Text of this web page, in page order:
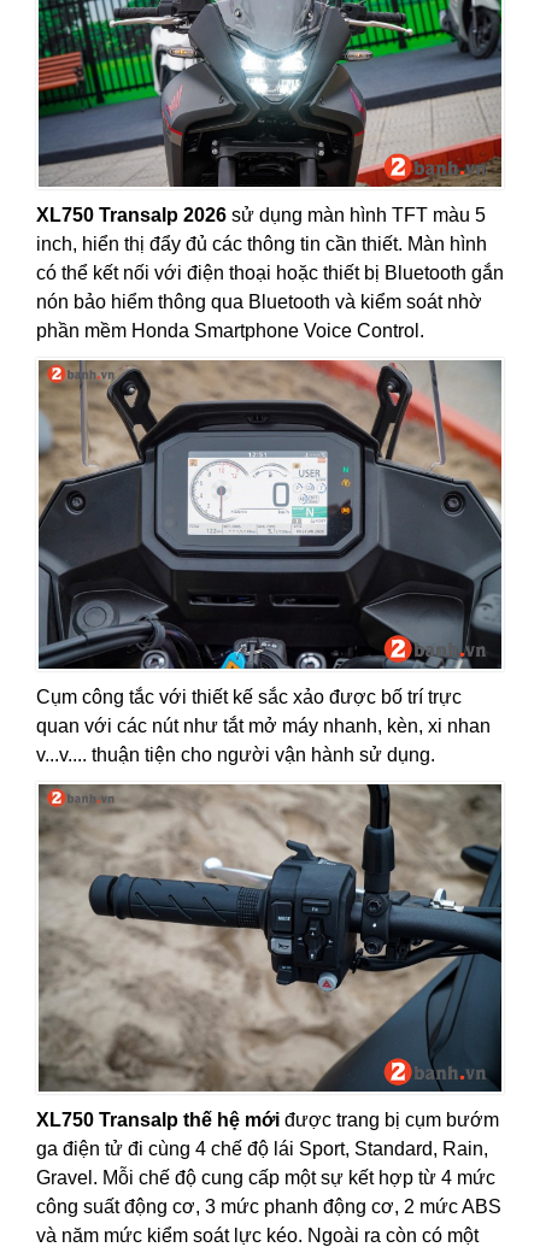
XL750 Transalp 2026 sử dụng màn hình TFT màu 5
inch, hiển thị đẩy đủ các thông tin cần thiết. Màn hình
có thể kết nối với điện thoại hoặc thiết bị Bluetooth gắn
nón bảo hiểm thông qua Bluetooth và kiểm soát nhờ
phần mềm Honda Smartphone Voice Control.
Cụm công tắc với thiết kế sắc xảo được bố trí trực
quan với các nút như tắt mở máy nhanh, kèn, xi nhan
v...v.... thuận tiện cho người vận hành sử dụng.
XL750 Transalp thế hệ mới được trang bị cụm bướm
ga điện tử đi cùng 4 chế độ lái Sport, Standard, Rain,
Gravel. Mỗi chế độ cung cấp một sự kết hợp từ 4 mức
công suất động cơ, 3 mức phanh động cơ, 2 mức ABS
và năm mức kiểm soát lực kéo. Ngoài ra còn có một